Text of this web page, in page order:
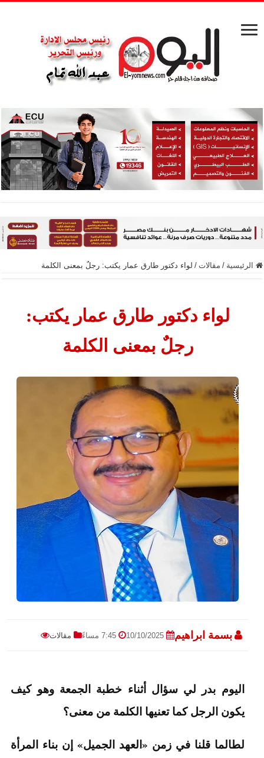
الرئيسية / مقالات / لواء دكتور طارق عمار يكتب: رجلٌ بمعنى الكلمة
لواء دكتور طارق عمار يكتب:
رجلٌ بمعنى الكلمة
بسمة ابراهيم 10/10/2025 7:45 مساءً مقالات
اليوم بدر لي سؤال أثناء خطبة الجمعة وهو كيف
يكون الرجل كما تعنيها الكلمة من معنى؟
لطالما قلنا في زمن «العهد الجميل» إن بناء المرأة